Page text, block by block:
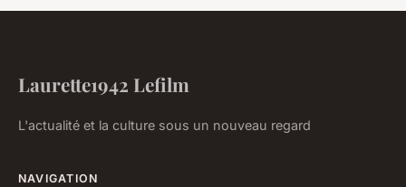
Laurette1942 Lefilm
L'actualité et la culture sous un nouveau regard
NAVIGATION